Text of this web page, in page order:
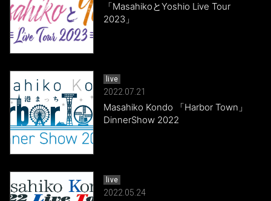
「MasahikoとYoshio Live Tour
2023」
live
2022.07.21
Masahiko Kondo 「Harbor Town」
DinnerShow 2022
live
2022.05.24